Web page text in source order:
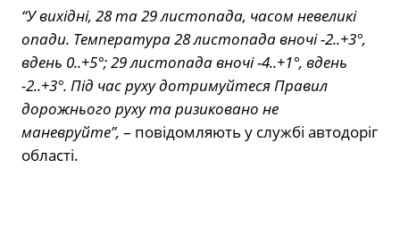
“У вихідні, 28 та 29 листопада, часом невеликі
опади. Температура 28 листопада вночі -2..+3°,
вдень 0..+5°; 29 листопада вночі -4..+1°, вдень
-2..+3°. Під час руху дотримуйтеся Правил
дорожнього руху та ризиковано не
маневруйте”, – повідомляють у службі автодоріг
області.